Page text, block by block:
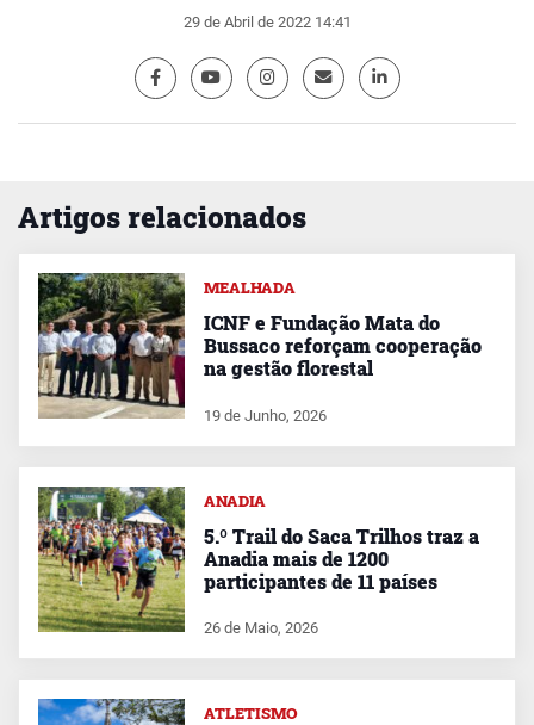
29 de Abril de 2022 14:41
Artigos relacionados
MEALHADA
ICNF e Fundação Mata do
Bussaco reforçam cooperação
na gestão florestal
19 de Junho, 2026
ANADIA
5.º Trail do Saca Trilhos traz a
Anadia mais de 1200
participantes de 11 países
26 de Maio, 2026
ATLETISMO